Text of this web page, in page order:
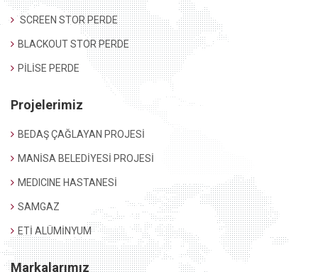
SCREEN STOR PERDE
BLACKOUT STOR PERDE
PİLİSE PERDE
Projelerimiz
BEDAŞ ÇAĞLAYAN PROJESİ
MANİSA BELEDİYESİ PROJESİ
MEDICINE HASTANESİ
SAMGAZ
ETİ ALÜMİNYUM
Markalarımız